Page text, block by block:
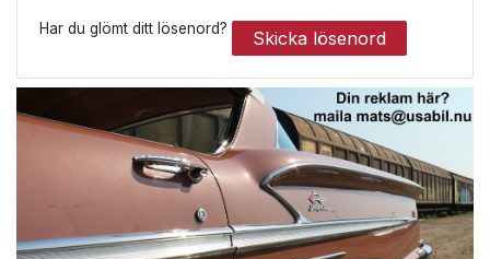
Har du glömt ditt lösenord? Skicka lösenord